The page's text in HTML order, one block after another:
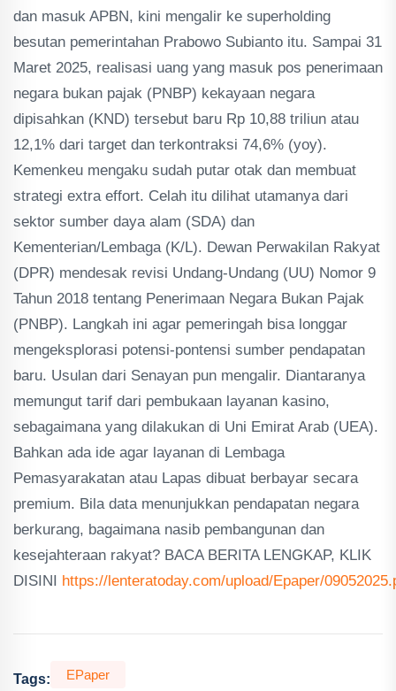
dan masuk APBN, kini mengalir ke superholding
besutan pemerintahan Prabowo Subianto itu. Sampai 31
Maret 2025, realisasi uang yang masuk pos penerimaan
negara bukan pajak (PNBP) kekayaan negara
dipisahkan (KND) tersebut baru Rp 10,88 triliun atau
12,1% dari target dan terkontraksi 74,6% (yoy).
Kemenkeu mengaku sudah putar otak dan membuat
strategi extra effort. Celah itu dilihat utamanya dari
sektor sumber daya alam (SDA) dan
Kementerian/Lembaga (K/L). Dewan Perwakilan Rakyat
(DPR) mendesak revisi Undang-Undang (UU) Nomor 9
Tahun 2018 tentang Penerimaan Negara Bukan Pajak
(PNBP). Langkah ini agar pemeringah bisa longgar
mengeksplorasi potensi-pontensi sumber pendapatan
baru. Usulan dari Senayan pun mengalir. Diantaranya
memungut tarif dari pembukaan layanan kasino,
sebagaimana yang dilakukan di Uni Emirat Arab (UEA).
Bahkan ada ide agar layanan di Lembaga
Pemasyarakatan atau Lapas dibuat berbayar secara
premium. Bila data menunjukkan pendapatan negara
berkurang, bagaimana nasib pembangunan dan
kesejahteraan rakyat? BACA BERITA LENGKAP, KLIK
DISINI https://lenteratoday.com/upload/Epaper/
Tags: EPaper